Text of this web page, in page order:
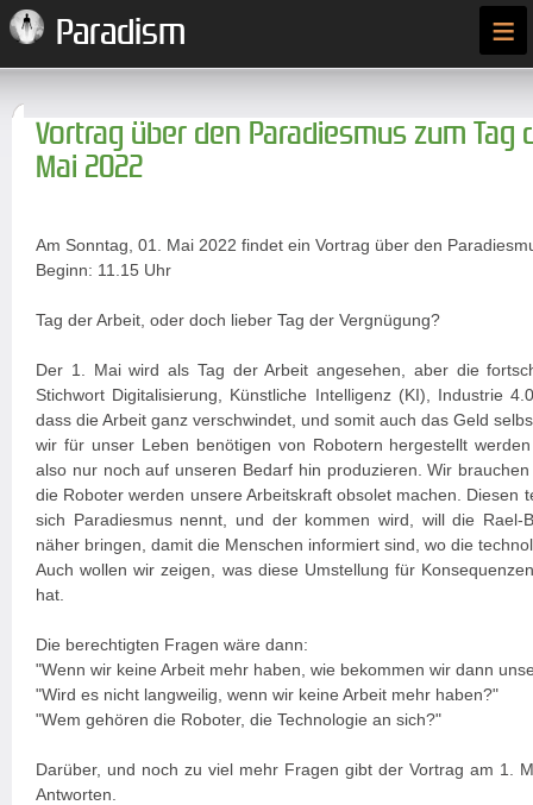
Paradism ≡
Vortrag über den Paradiesmus zum Tag
Mai 2022
Am Sonntag, 01. Mai 2022 findet ein Vortrag über den
Beginn: 11.15 Uhr
Tag der Arbeit, oder doch lieber Tag der Vergnügung?
Der 1. Mai wird als Tag der Arbeit angesehen, aber die
Stichwort Digitalisierung, Künstliche Intelligenz (KI), Industrie
dass die Arbeit ganz verschwindet, und somit auch das Geld
wir für unser Leben benötigen von Robotern hergestellt
also nur noch auf unseren Bedarf hin produzieren. Wir
die Roboter werden unsere Arbeitskraft obsolet machen. Diesen
sich Paradiesmus nennt, und der kommen wird, will die Rael-
näher bringen, damit die Menschen informiert sind, wo die
Auch wollen wir zeigen, was diese Umstellung für
hat.
Die berechtigten Fragen wäre dann:
"Wenn wir keine Arbeit mehr haben, wie bekommen wir dann
"Wird es nicht langweilig, wenn wir keine Arbeit mehr haben?"
"Wem gehören die Roboter, die Technologie an sich?"
Darüber, und noch zu viel mehr Fragen gibt der Vortrag am 1.
Antworten.